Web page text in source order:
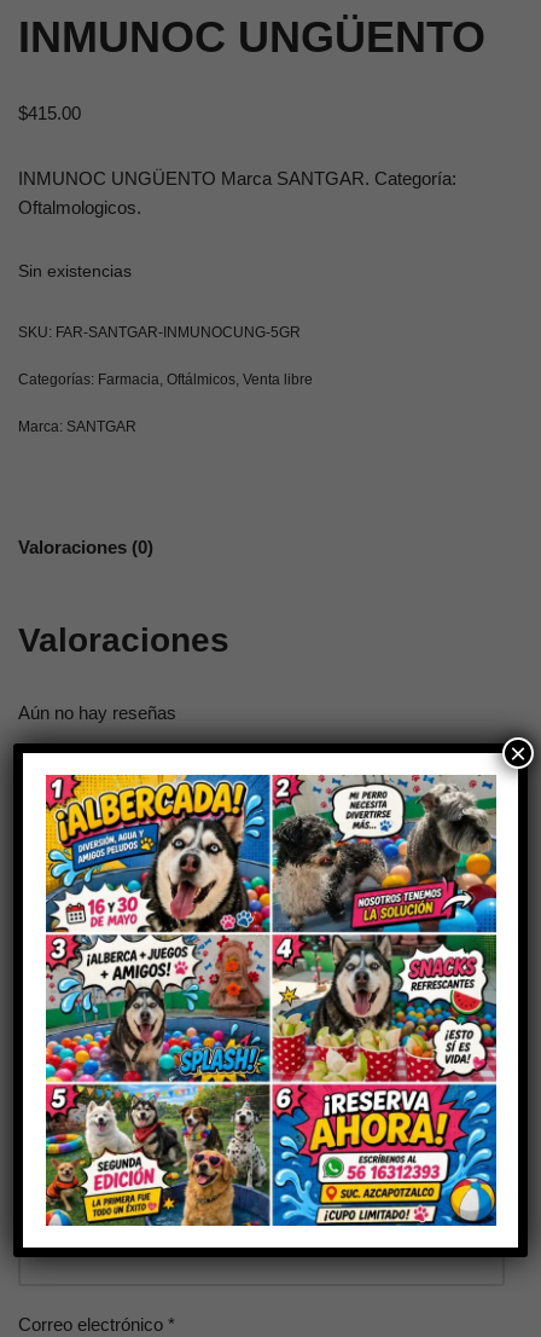
INMUNOC UNGÜENTO
$415.00
INMUNOC UNGÜENTO Marca SANTGAR. Categoría:
Oftalmologicos.
Sin existencias
SKU: FAR-SANTGAR-INMUNOCUNG-5GR
Categorías: Farmacia Oftálmicos Venta libre
Marca: SANTGAR
Valoraciones (0)
Valoraciones
Aún no hay reseñas
Sé el primero en valorar “INMUNOC
UNGÜENTO”
Tu dirección de correo electrónico no será publicada. Los
campos obligatorios están marcados con*
Tu puntuación
Tu valoración*
Nombre*
Correo electrónico *
×